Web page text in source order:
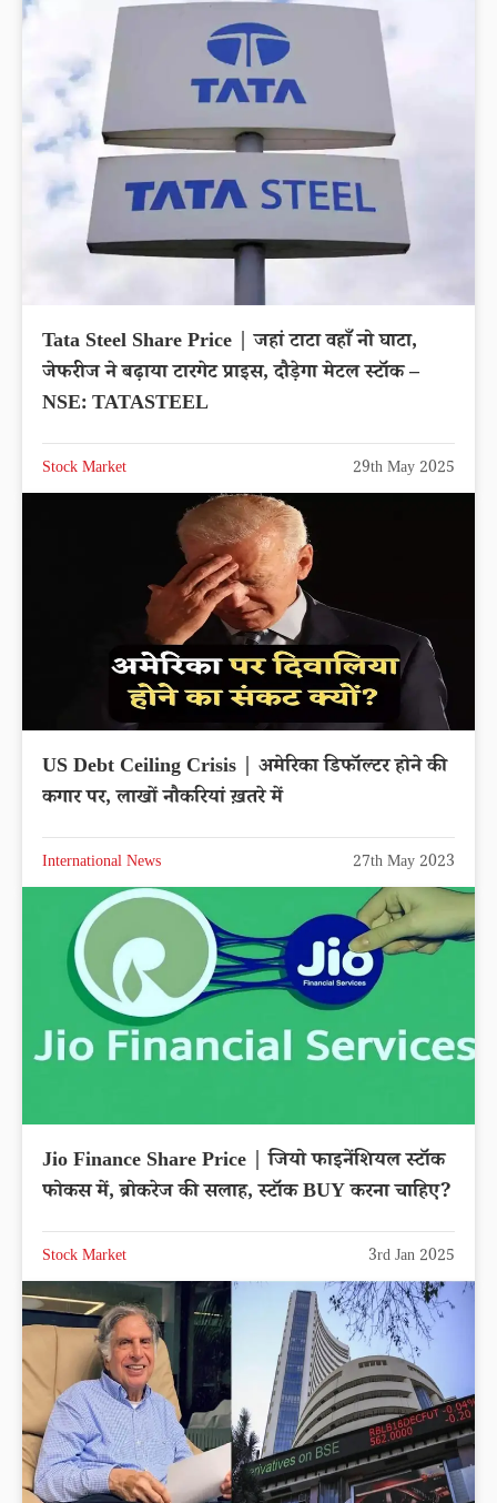
Tata Steel Share Price | जहां टाटा वहाँ नो घाटा,
जेफरीज ने बढ़ाया टारगेट प्राइस, दौड़ेगा मेटल स्टॉक –
NSE: TATASTEEL
Stock Market 29th May 2025
US Debt Ceiling Crisis | अमेरिका डिफॉल्टर होने की
कगार पर, लाखों नौकरियां ख़तरे में
International News 27th May 2023
Jio Finance Share Price | जियो फाइनेंशियल स्टॉक
फोकस में, ब्रोकरेज की सलाह, स्टॉक BUY करना चाहिए?
Stock Market 3rd Jan 2025